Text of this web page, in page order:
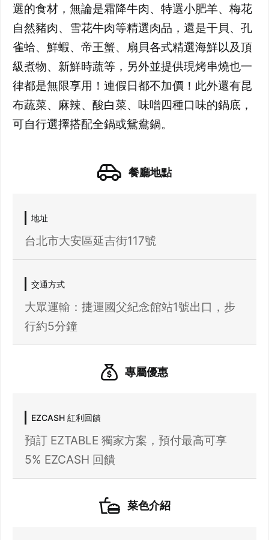
選的食材，無論是霜降牛肉、特選小肥羊、梅花
自然豬肉、雪花牛肉等精選肉品，還是干貝、孔
雀蛤、鮮蝦、帝王蟹、扇貝各式精選海鮮以及頂
級煮物、新鮮時蔬等，另外並提供現烤串燒也一
律都是無限享用！連假日都不加價！此外還有昆
布蔬菜、麻辣、酸白菜、味噌四種口味的鍋底，
可自行選擇搭配全鍋或鴛鴦鍋。
餐廳地點
地址
台北市大安區延吉街117號
交通方式
大眾運輸：捷運國父紀念館站1號出口，步
行約5分鐘
專屬優惠
EZCASH 紅利回饋
預訂 EZTABLE 獨家方案，預付最高可享
5% EZCASH 回饋
菜色介紹